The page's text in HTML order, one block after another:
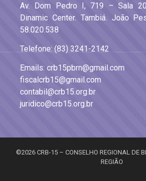
Av. Dom Pedro I, 719 – Sala
Dinamic Center. Tambiá. João
58.020.538
Telefone: (83) 3241-2142
Emails: crb15pbrn@gmail.com
fiscalcrb15@gmail.com
contabil@crb15.org.br
juridico@crb15.org.br
©2026 CRB-15 – CONSELHO REGIONAL DE
REGIÃO